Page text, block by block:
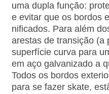
uma dupla função:
e evitar que os bordos
nificados. Para além
arestas de transição (a
superfície curva para
em aço galvanizado a
Todos os bordos
para se fazer skate,